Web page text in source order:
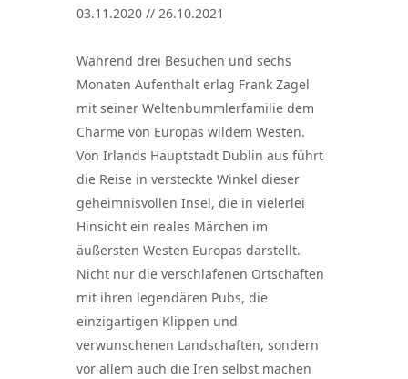
03.11.2020 // 26.10.2021
Während drei Besuchen und sechs
Monaten Aufenthalt erlag Frank Zagel
mit seiner Weltenbummlerfamilie dem
Charme von Europas wildem Westen.
Von Irlands Hauptstadt Dublin aus führt
die Reise in versteckte Winkel dieser
geheimnisvollen Insel, die in vielerlei
Hinsicht ein reales Märchen im
äußersten Westen Europas darstellt.
Nicht nur die verschlafenen Ortschaften
mit ihren legendären Pubs, die
einzigartigen Klippen und
verwunschenen Landschaften, sondern
vor allem auch die Iren selbst machen